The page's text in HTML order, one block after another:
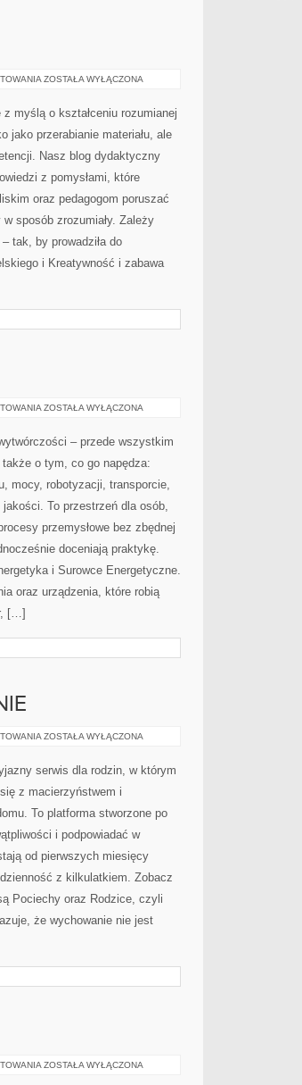
ŻYWIENIE
ZOSTAŁA WYŁĄCZONA
myślą o kształceniu rozumianej
jako przerabianie materiału, ale
Nasz blog dydaktyczny
z pomysłami, które
oraz pedagogom poruszać
sposób zrozumiały. Zależy
tak, by prowadziła do
i Kreatywność i zabawa
HUTNICTWO
ZOSTAŁA WYŁĄCZONA
– przede wszystkim
o tym, co go napędza:
mocy, robotyzacji, transporcie,
To przestrzeń dla osób,
przemysłowe bez zbędnej
doceniają praktykę.
i Surowce Energetyczne.
oraz urządzenia, które robią
[…]
RODZICIELSTWO
ZOSTAŁA WYŁĄCZONA
serwis dla rodzin, w którym
z macierzyństwem i
To platforma stworzone po
i podpowiadać w
od pierwszych miesięcy
z kilkulatkiem. Zobacz
Pociechy oraz Rodzice, czyli
że wychowanie nie jest
TOSKANIA
ZOSTAŁA WYŁĄCZONA